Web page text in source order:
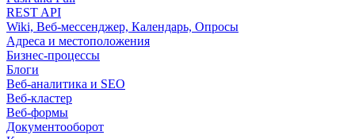
REST API
Wiki, Веб-мессенджер, Календарь, Опросы
Адреса и местоположения
Бизнес-процессы
Блоги
Веб-аналитика и SEO
Веб-кластер
Веб-формы
Документооборот